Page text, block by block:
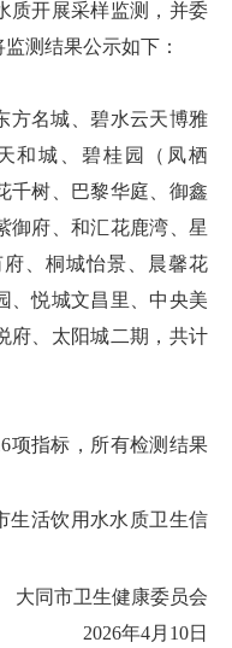
质开展采样监测，并委
测结果公示如下：
方名城、碧水云天博雅
和城、碧桂园（凤栖
千树、巴黎华庭、御鑫
御府、和汇花鹿湾、星
、桐城怡景、晨馨花
、悦城文昌里、中央美
府、太阳城二期，共计
项指标，所有检测结果
生活饮用水水质卫生信
大同市卫生健康委员会
2026年4月10日